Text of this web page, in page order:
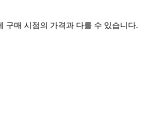
구매 시점의 가격과 다를 수 있습니다.